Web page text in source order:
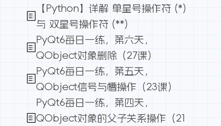
【Python】详解 单星号操作符 (*)
与 双星号操作符 (**)
PyQt6每日一练，第六天，
QObject对象删除（27课）
PyQt6每日一练，第五天，
QObject信号与槽操作（23课）
PyQt6每日一练，第四天，
QObject对象的父子关系操作（21